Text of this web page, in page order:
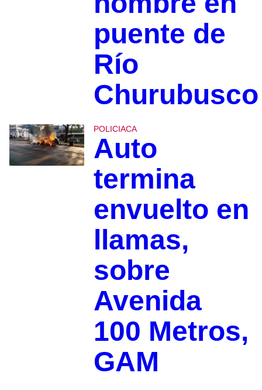
puente de
Río
Churubusco
POLICIACA
Auto
termina
envuelto en
llamas,
sobre
Avenida
100 Metros,
GAM